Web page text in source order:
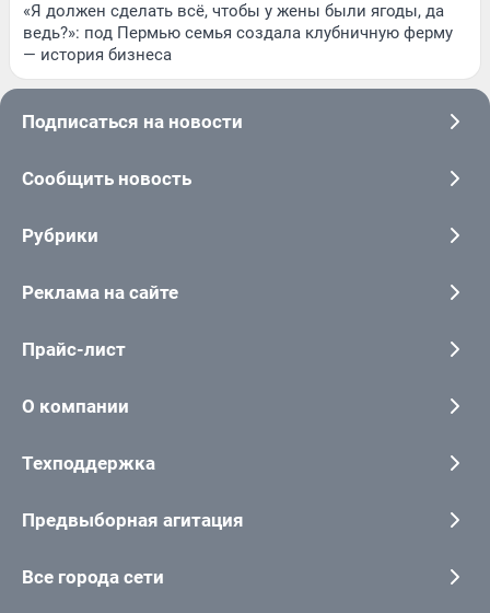
«Я должен сделать всё, чтобы у жены были ягоды, да
ведь?»: под Пермью семья создала клубничную ферму
— история бизнеса
Подписаться на новости
Сообщить новость
Рубрики
Реклама на сайте
Прайс-лист
О компании
Техподдержка
Предвыборная агитация
Все города сети